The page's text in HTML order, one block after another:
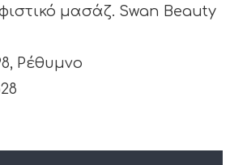
μασάζ. Swan Beauty
Ρέθυμνο